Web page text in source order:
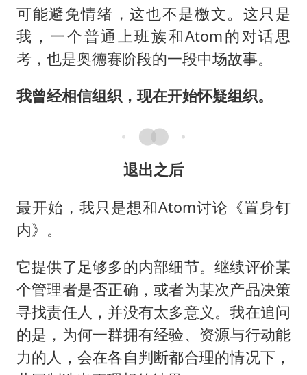
可能避免情绪，这也不是檄文。这只是
我，一个普通上班族和Atom的对话思
考，也是奥德赛阶段的一段中场故事。
我曾经相信组织，现在开始怀疑组织。
退出之后
最开始，我只是想和Atom讨论《置身钉
内》。
它提供了足够多的内部细节。继续评价某
个管理者是否正确，或者为某次产品决策
寻找责任人，并没有太多意义。我在追问
的是，为何一群拥有经验、资源与行动能
力的人，会在各自判断都合理的情况下，